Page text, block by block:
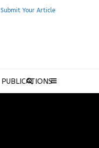
Submit Your Article
PUBLICATIONS